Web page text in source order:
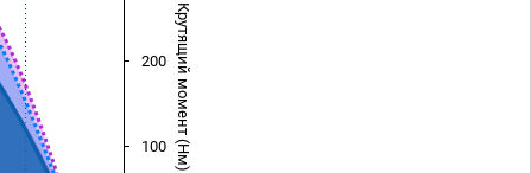
Крутящий момент (Нм)
100
200